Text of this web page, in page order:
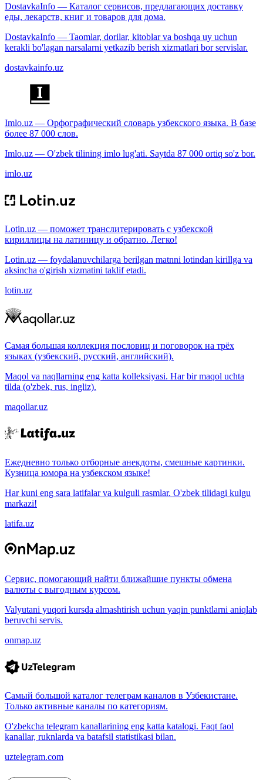
DostavkaInfo — Каталог сервисов, предлагающих доставку
еды, лекарств, книг и товаров для дома.
DostavkaInfo — Taomlar, dorilar, kitoblar va boshqa uy uchun
kerakli bo'lagan narsalarni yetkazib berish xizmatlari bor servislar.
dostavkainfo.uz
Imlo.uz — Орфографический словарь узбекского языка. В базе
более 87 000 слов.
Imlo.uz — O'zbek tilining imlo lug'ati. Saytda 87 000 ortiq so'z bor.
imlo.uz
Lotin.uz — поможет транслитерировать с узбекской
кириллицы на латиницу и обратно. Легко!
Lotin.uz — foydalanuvchilarga berilgan matnni lotindan kirillga va
aksincha o'girish xizmatini taklif etadi.
lotin.uz
Самая большая коллекция пословиц и поговорок на трёх
языках (узбекский, русский, английский).
Maqol va naqllarning eng katta kolleksiyasi. Har bir maqol uchta
tilda (o'zbek, rus, ingliz).
maqollar.uz
Ежедневно только отборные анекдоты, смешные картинки.
Кузница юмора на узбекском языке!
Har kuni eng sara latifalar va kulguli rasmlar. O'zbek tilidagi kulgu
markazi!
latifa.uz
Сервис, помогающий найти ближайшие пункты обмена
валюты с выгодным курсом.
Valyutani yuqori kursda almashtirish uchun yaqin punktlarni aniqlab
beruvchi servis.
onmap.uz
Самый большой каталог телеграм каналов в Узбекистане.
Только активные каналы по категориям.
O'zbekcha telegram kanallarining eng katta katalogi. Faqt faol
kanallar, ruknlarda va batafsil statistikasi bilan.
uztelegram.com